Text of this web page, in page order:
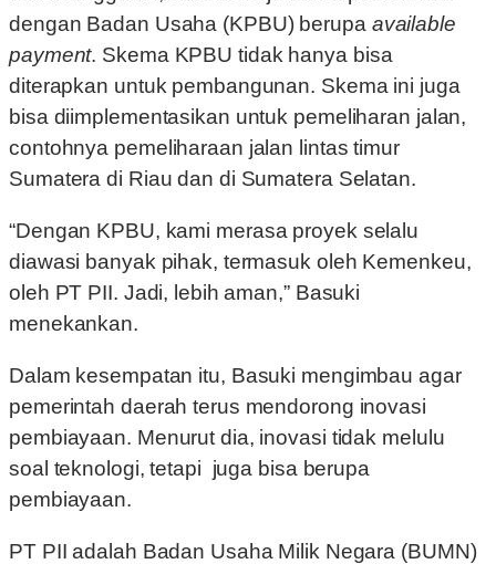
dengan Badan Usaha (KPBU) berupa available
payment. Skema KPBU tidak hanya bisa
diterapkan untuk pembangunan. Skema ini juga
bisa diimplementasikan untuk pemeliharan jalan,
contohnya pemeliharaan jalan lintas timur
Sumatera di Riau dan di Sumatera Selatan.
“Dengan KPBU, kami merasa proyek selalu
diawasi banyak pihak, termasuk oleh Kemenkeu,
oleh PT PII. Jadi, lebih aman,” Basuki
menekankan.
Dalam kesempatan itu, Basuki mengimbau agar
pemerintah daerah terus mendorong inovasi
pembiayaan. Menurut dia, inovasi tidak melulu
soal teknologi, tetapi juga bisa berupa
pembiayaan.
PT PII adalah Badan Usaha Milik Negara (BUMN)